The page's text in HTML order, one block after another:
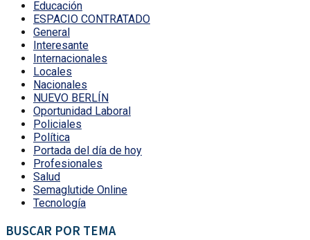
Educación
ESPACIO CONTRATADO
General
Interesante
Internacionales
Locales
Nacionales
NUEVO BERLÍN
Oportunidad Laboral
Policiales
Política
Portada del día de hoy
Profesionales
Salud
Semaglutide Online
Tecnología
BUSCAR POR TEMA